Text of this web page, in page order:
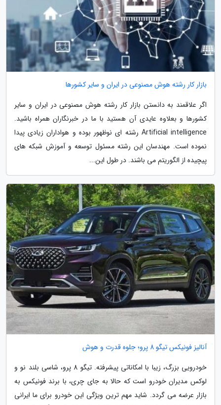
بازار کار رشته هوش مصنوعی در ایران و سایر کشورها
اگر علاقمند به دانستن بازار کار رشته هوش مصنوعی در ایران و سایر
کشورها و بعلاوه عایدی آن هستید با ما در خبرنگاران همراه باشید.
Artificial intelligence رشته ای نوظهور بوده و هواداران زیادی پیدا
نموده است. مهندسان این رشته مسئول توسعه و آموزش شبکه های
پیچیده از الگوریتم می باشند. در طول این...
آنالیز فونیکس تیگو 8 پرو؛ جلوه قدرت و هوش
خودرویی بزرگ، زیبا با امکاناتی پیشرفته. تیگو 8 پرو، شاسی بلند نو و
لوکس مدیران خودرو است که حالا به جای چری، با برند فونیکس به
بازار عرضه می گردد. شاید مهم ترین ویژگی این خودرو برای ما ایرانی